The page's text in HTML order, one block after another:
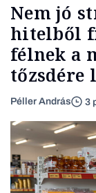
Nem jó
hitelből
félnek a
tőzsdére
Péller András 3